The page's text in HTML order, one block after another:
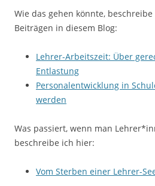
Wie das gehen könnte,
Beiträgen in diesem Blog:
Lehrer-Arbeitszeit: Über
Entlastung
Personalentwicklung in
werden
Was passiert, wenn man
beschreibe ich hier:
Vom Sterben einer Lehrer-